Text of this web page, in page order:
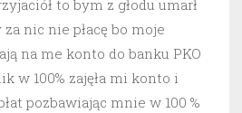
to bym z głodu umarł
nic nie płacę bo moje
na me konto do banku PKO
w 100% zajęła mi konto i
pozbawiając mnie w 100 %